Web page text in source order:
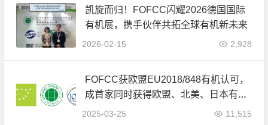
凯旋而归！FOFCC闪耀2026德国国际
有机展，携手伙伴共拓全球有机新未来
2026-02-15 2,928
FOFCC获欧盟EU2018/848有机认可，
成首家同时获得欧盟、北美、日本有机
认可的中国内资认证机构
2025-03-25 11,515